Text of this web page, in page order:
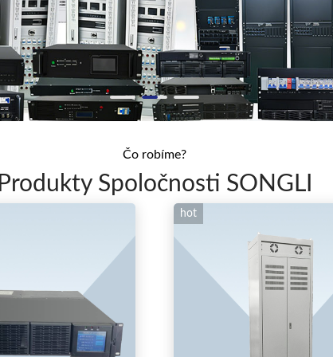
Čo robíme?
Produkty Spoločnosti SONGLI
hot